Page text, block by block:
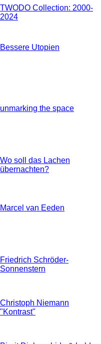
TWODO Collection: 2000-
2024
Bessere Utopien
unmarking the space
Wo soll das Lachen
übernachten?
Marcel van Eeden
Friedrich Schröder-
Sonnenstern
Christoph Niemann
"Kontrast"